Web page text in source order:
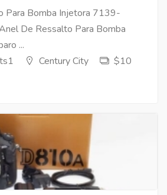
Para Bomba Injetora 7139-
De Ressalto Para Bomba
...
Century City
$10